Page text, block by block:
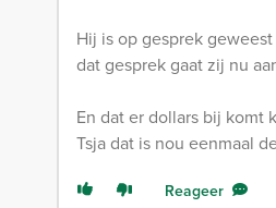
Hij is op gesprek
dat gesprek gaat zij nu
En dat er dollars bij komt
Tsja dat is nou eenmaal
Reageer